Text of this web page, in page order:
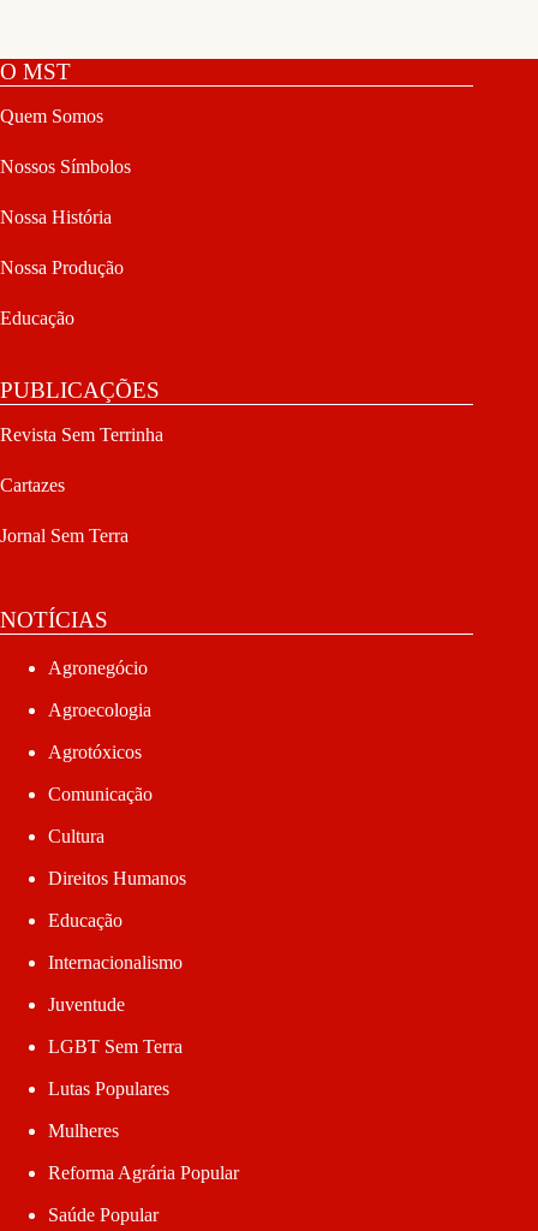
O MST
Quem Somos
Nossos Símbolos
Nossa História
Nossa Produção
Educação
PUBLICAÇÕES
Revista Sem Terrinha
Cartazes
Jornal Sem Terra
NOTÍCIAS
Agronegócio
Agroecologia
Agrotóxicos
Comunicação
Cultura
Direitos Humanos
Educação
Internacionalismo
Juventude
LGBT Sem Terra
Lutas Populares
Mulheres
Reforma Agrária Popular
Saúde Popular